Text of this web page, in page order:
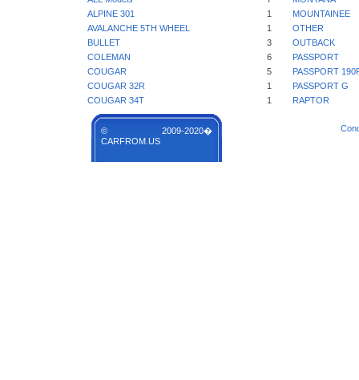
ALPINE 301
1
MOUNTAINEE
AVALANCHE 5TH WHEEL
1
OTHER
BULLET
3
OUTBACK
COLEMAN
6
PASSPORT
COUGAR
5
PASSPORT
COUGAR 32R
1
PASSPORT G
COUGAR 34T
1 RAPTOR
© 2009-2020�
CARFROM.US